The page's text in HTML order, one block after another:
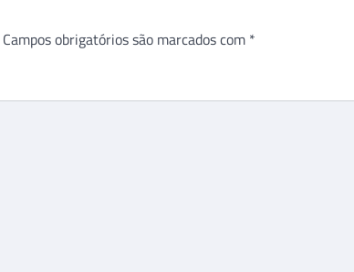
Campos obrigatórios são marcados com *